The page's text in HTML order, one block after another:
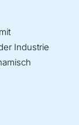
Industrie